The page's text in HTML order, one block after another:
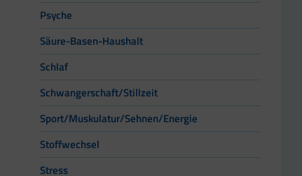
Psyche
Säure-Basen-Haushalt
Schlaf
Schwangerschaft/Stillzeit
Sport/Muskulatur/Sehnen/Energie
Stoffwechsel
Stress